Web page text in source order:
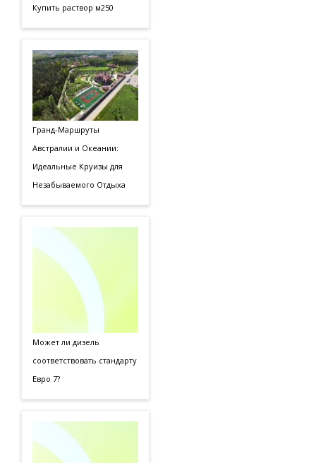
Купить раствор м250
Гранд-Маршруты
Австралии и Океании:
Идеальные Круизы для
Незабываемого Отдыха
Может ли дизель
соответствовать стандарту
Евро 7?